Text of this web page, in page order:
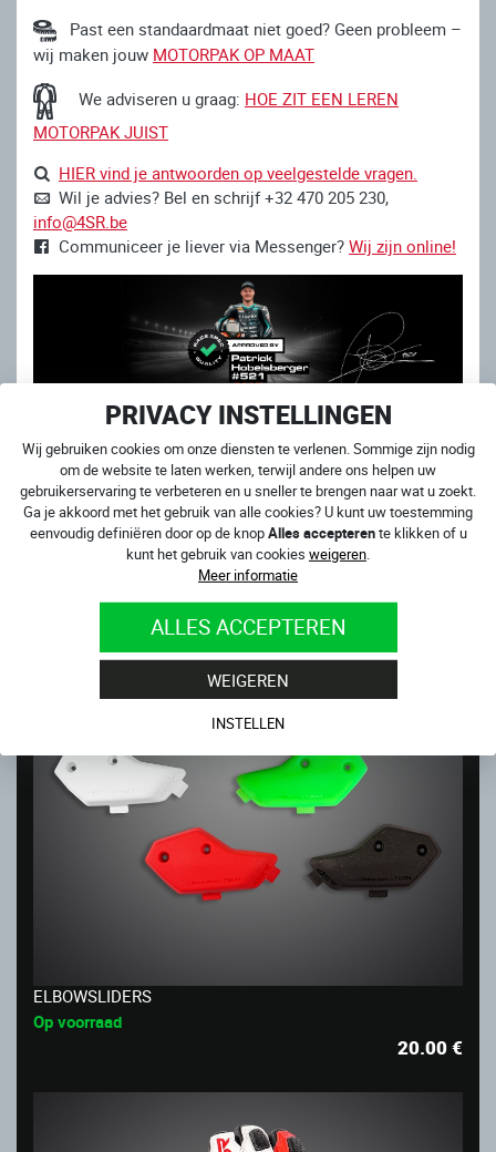
PRIVACY INSTELLINGEN
Wij gebruiken cookies om onze diensten te verlenen. Sommige zijn nodig
om de website te laten werken, terwijl andere ons helpen uw
gebruikerservaring te verbeteren en u sneller te brengen naar wat u zoekt.
Ga je akkoord met het gebruik van alle cookies? U kunt uw toestemming
eenvoudig definiëren door op de knopAlles accepterente klikken of u
kunt het gebruik van cookies weigeren
Meer informatie
ALLES ACCEPTEREN
WEIGEREN
INSTELLEN
Past een standaardmaat niet goed? Geen probleem –
wij maken jouw MOTORPAK OP MAAT
We adviseren u graag: HOE ZIT EEN LEREN
MOTORPAK JUIST
HIER vind je antwoorden op veelgestelde vragen.
Wil je advies? Bel en schrijf +32 470 205 230,
info@4SR.be
Communiceer je liever via Messenger? Wij zijn online!
GERELATEERDE PRODUCTEN
ELBOWSLIDERS
Op voorraad
20.00€